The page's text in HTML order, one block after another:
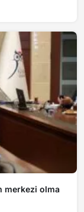
merkezi olma